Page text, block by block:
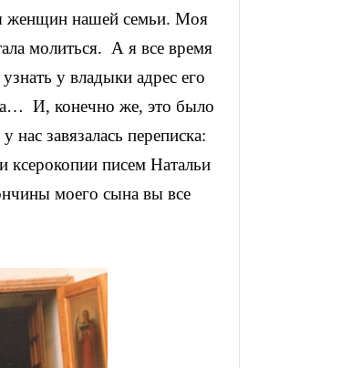
женщин нашей семьи. Моя
молиться. А я все время
у владыки адрес его
И, конечно же, это было
завязалась переписка:
ксерокопии писем Натальи
моего сына вы все